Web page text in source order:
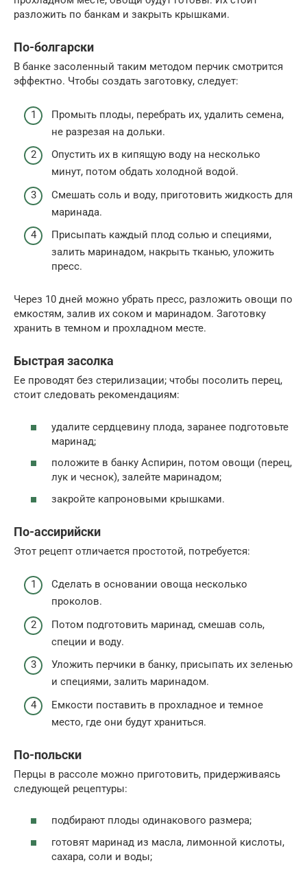
разложить по банкам и закрыть крышками.
По-болгарски
В банке засоленный таким методом перчик смотрится
эффектно. Чтобы создать заготовку, следует:
Промыть плоды, перебрать их, удалить семена,
не разрезая на дольки.
Опустить их в кипящую воду на несколько
минут, потом обдать холодной водой.
Смешать соль и воду, приготовить жидкость для
маринада.
Присыпать каждый плод солью и специями,
залить маринадом, накрыть тканью, уложить
пресс.
Через 10 дней можно убрать пресс, разложить овощи по
емкостям, залив их соком и маринадом. Заготовку
хранить в темном и прохладном месте.
Быстрая засолка
Ее проводят без стерилизации; чтобы посолить перец,
стоит следовать рекомендациям:
удалите сердцевину плода, заранее подготовьте
маринад;
положите в банку Аспирин, потом овощи (перец,
лук и чеснок), залейте маринадом;
закройте капроновыми крышками.
По-ассирийски
Этот рецепт отличается простотой, потребуется:
Сделать в основании овоща несколько
проколов.
Потом подготовить маринад, смешав соль,
специи и воду.
Уложить перчики в банку, присыпать их зеленью
и специями, залить маринадом.
Емкости поставить в прохладное и темное
место, где они будут храниться.
По-польски
Перцы в рассоле можно приготовить, придерживаясь
следующей рецептуры:
подбирают плоды одинакового размера;
готовят маринад из масла, лимонной кислоты,
сахара, соли и воды;